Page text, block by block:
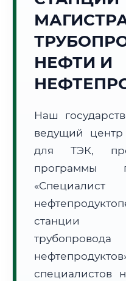
Расчет логистики оригиналов:
📜 Документы и аккредитация
🔍Нажмите на
НЕФТИ И
Наш
ведущий центр
для ТЭК,
программы
«Специалист
станции
специалистов